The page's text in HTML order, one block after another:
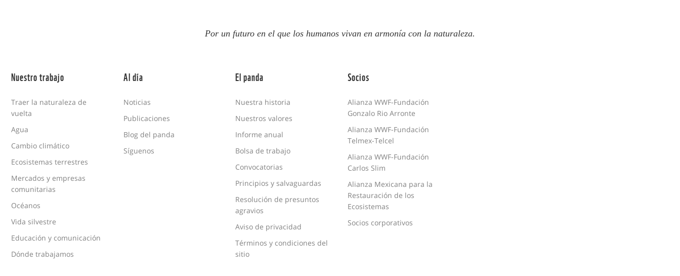
Por un futuro en el que los humanos vivan en armonía con la naturaleza.
Nuestro trabajo
Traer la naturaleza de
vuelta
Agua
Cambio climático
Ecosistemas terrestres
Mercados y empresas
comunitarias
Océanos
Vida silvestre
Educación y comunicación
Dónde trabajamos
Al día
Noticias
Publicaciones
Blog del panda
Síguenos
El panda
Nuestra historia
Nuestros valores
Informe anual
Bolsa de trabajo
Convocatorias
Principios y salvaguardas
Resolución de presuntos
agravios
Aviso de privacidad
Términos y condiciones del
sitio
Socios
Alianza WWF-Fundación
Gonzalo Rio Arronte
Alianza WWF-Fundación
Telmex-Telcel
Alianza WWF-Fundación
Carlos Slim
Alianza Mexicana para la
Restauración de los
Ecosistemas
Socios corporativos